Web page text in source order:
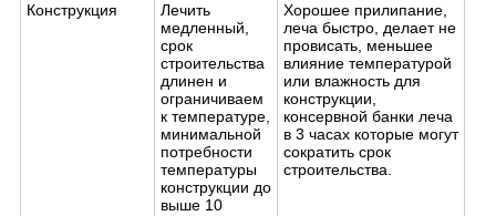
Конструкция
Лечить
медленный,
срок
строительства
длинен и
ограничиваем
к температуре,
минимальной
потребности
температуры
конструкции до
выше 10
Хорошее прилипание,
леча быстро, делает не
провисать, меньшее
влияние температурой
или влажность для
конструкции,
консервной банки леча
в 3 часах которые могут
сократить срок
строительства.